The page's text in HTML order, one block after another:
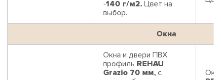
-140 г/м2. Цвет на
выбор.
Окна
Окна и двери ПВХ
профиль REHAU
Grazio 70 мм, с